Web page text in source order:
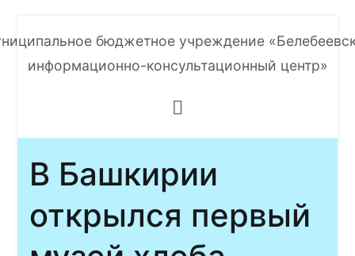
к
содержимому
бюджетное учреждение
информационно-консультационный центр»
В Башкирии
открылся первый